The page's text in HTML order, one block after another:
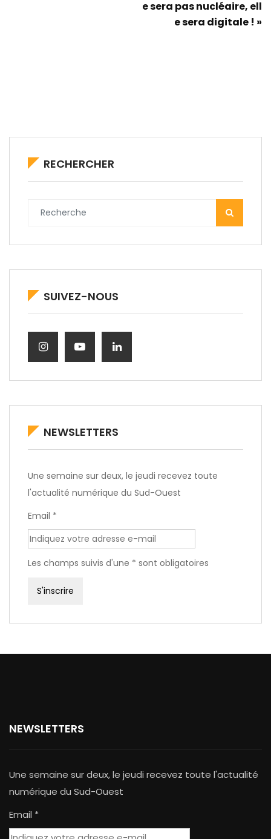
e sera pas nucléaire, ell
e sera digitale ! »
RECHERCHER
SUIVEZ-NOUS
NEWSLETTERS
Une semaine sur deux, le jeudi recevez toute
l'actualité numérique du Sud-Ouest
Email *
Les champs suivis d'une * sont obligatoires
NEWSLETTERS
Une semaine sur deux, le jeudi recevez toute l'actualité
numérique du Sud-Ouest
Email *